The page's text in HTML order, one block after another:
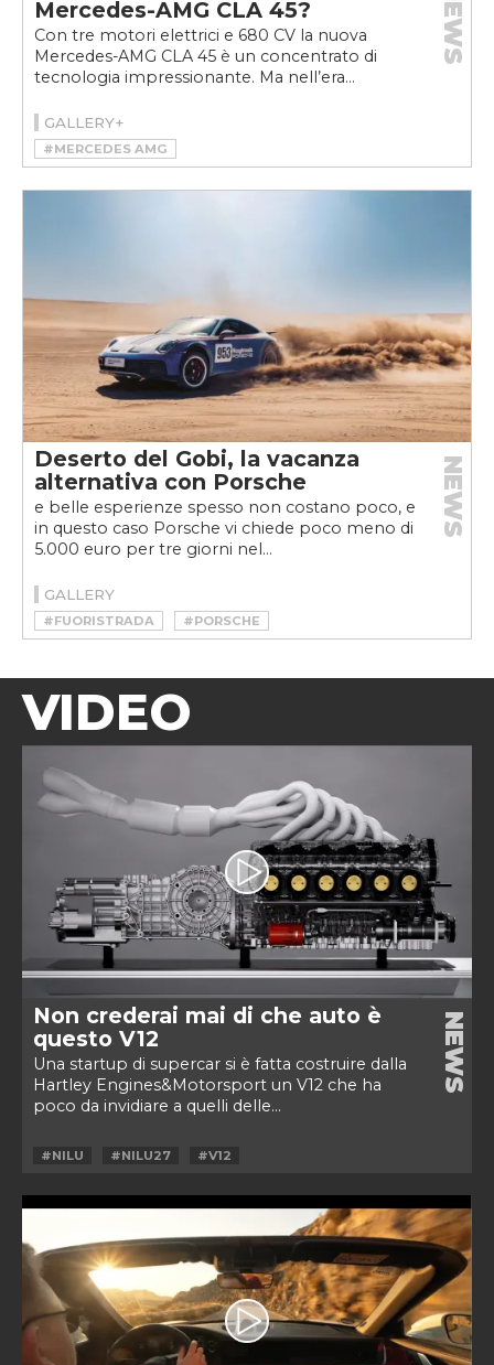
Mercedes-AMG CLA 45?
Con tre motori elettrici e 680 CV la nuova
Mercedes-AMG CLA 45 è un concentrato di
tecnologia impressionante. Ma nell’era...
NEWS
GALLERY+
#MERCEDES AMG
#MERCEDES-AMG CLA 45 4MATIC+
Deserto del Gobi, la vacanza
alternativa con Porsche
e belle esperienze spesso non costano poco, e
in questo caso Porsche vi chiede poco meno di
5.000 euro per tre giorni nel...
NEWS
GALLERY
#FUORISTRADA #PORSCHE
VIDEO
Non crederai mai di che auto è
questo V12
Una startup di supercar si è fatta costruire dalla
Hartley Engines&Motorsport un V12 che ha
poco da invidiare a quelli delle...
NEWS
#NILU #NILU27 #V12